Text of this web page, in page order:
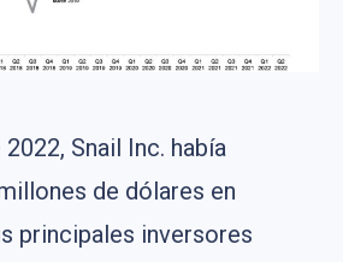
Snail Inc. había
de dólares en
principales inversores